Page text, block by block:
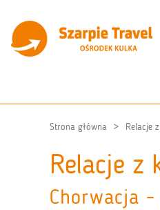
Strona główna Relacje
Relacje
Chorwacja